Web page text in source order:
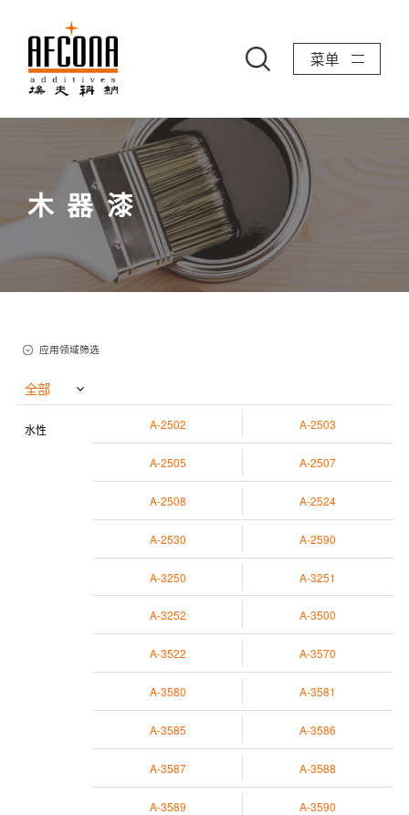
菜单
木器漆
应用领域筛选
全部
水性 A-2502 A-2503
A-2505 A-2507
A-2508 A-2524
A-2530 A-2590
A-3250 A-3251
A-3252 A-3500
A-3522 A-3570
A-3580 A-3581
A-3585 A-3586
A-3587 A-3588
A-3589 A-3590